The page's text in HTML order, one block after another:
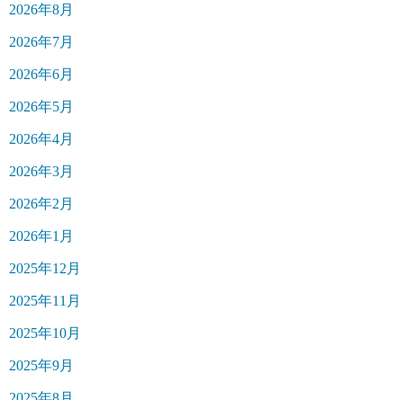
2026年8月
2026年7月
2026年6月
2026年5月
2026年4月
2026年3月
2026年2月
2026年1月
2025年12月
2025年11月
2025年10月
2025年9月